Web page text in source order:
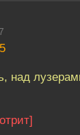
над